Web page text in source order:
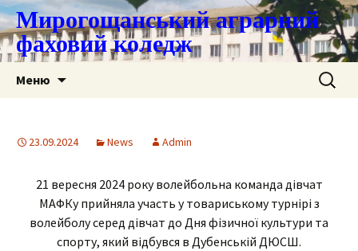
Мирогощанський аграрний
фаховий коледж
Меню Пошук:
23.09.2024 News Admin
21 вересня 2024 року волейбольна команда дівчат
МАФКу прийняла участь у товариському турнірі з
волейболу серед дівчат до Дня фізичної культури та
спорту, який відбувся в Дубенській ДЮСШ.